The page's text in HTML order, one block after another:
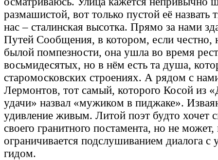
размашистой, вот только пустой её назвать
нас – сталинская высотка. Прямо за нами
Путей Сообщения, в котором, если честно,
былой помпезности, она ушла во время
восьмидесятых, но в нём есть та душа,
старомосковских строениях. А рядом с
Лермонтов, тот самый, которого Косой из
удачи» назвал «мужиком в пиджаке».
удивление живым. Литой поэт будто хочет
своего гранитного постамента, но не
ограничивается подслушиванием диалога
гидом.